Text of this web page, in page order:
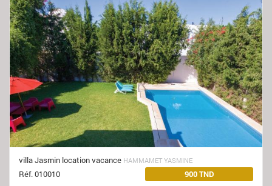
villa Jasmin location vacance HAMMAMET YASMINE
Réf. 010010 900 TND